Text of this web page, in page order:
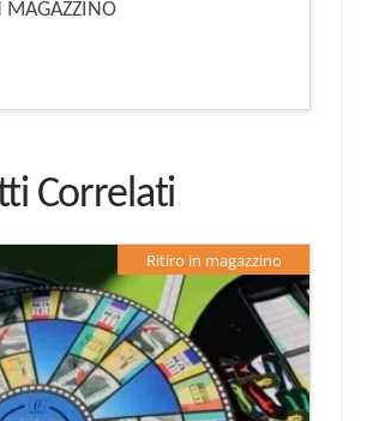
MAGAZZINO
Correlati
Ritiro in magazzino